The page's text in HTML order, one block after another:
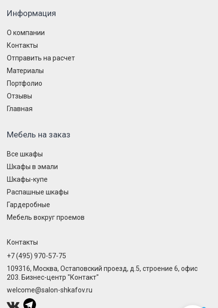
Информация
О компании
Контакты
Отправить на расчет
Материалы
Портфолио
Отзывы
Главная
Мебель на заказ
Все шкафы
Шкафы в эмали
Шкафы-купе
Распашные шкафы
Гардеробные
Мебель вокруг проемов
Контакты
+7 (495) 970-57-75
109316, Москва, Остаповский проезд, д.5, строение 6, офис
203. Бизнес-центр "Контакт"
welcome@salon-shkafov.ru